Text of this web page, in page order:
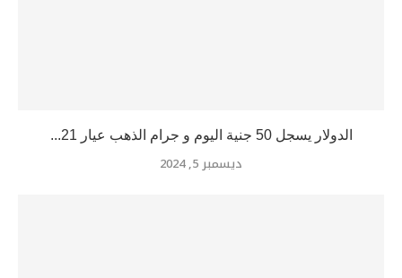
الدولار يسجل 50 جنية اليوم و جرام الذهب عيار 21...
ديسمبر 5, 2024